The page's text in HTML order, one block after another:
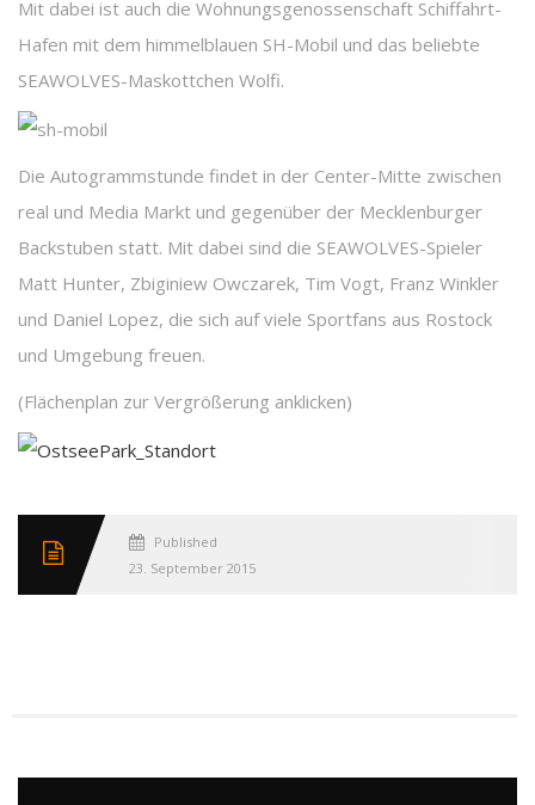
Mit dabei ist auch die Wohnungsgenossenschaft Schiffahrt-
Hafen mit dem himmelblauen SH-Mobil und das beliebte
SEAWOLVES-Maskottchen Wolfi.
Die Autogrammstunde findet in der Center-Mitte zwischen
real und Media Markt und gegenüber der Mecklenburger
Backstuben statt. Mit dabei sind die SEAWOLVES-Spieler
Matt Hunter, Zbiginiew Owczarek, Tim Vogt, Franz Winkler
und Daniel Lopez, die sich auf viele Sportfans aus Rostock
und Umgebung freuen.
(Flächenplan zur Vergrößerung anklicken)
Published
23. September 2015